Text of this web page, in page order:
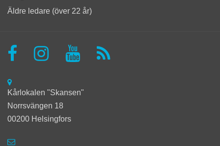
Äldre ledare (över 22 år)
Kårlokalen "Skansen"
Norrsvängen 18
00200 Helsingfors